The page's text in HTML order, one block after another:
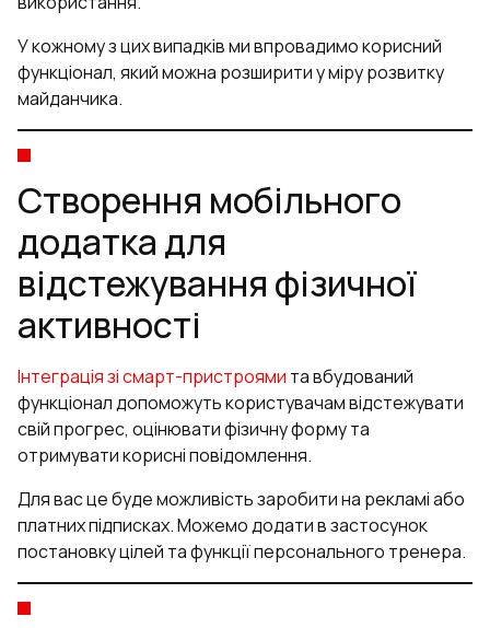
У кожному з цих випадків ми впровадимо корисний
функціонал, який можна розширити у міру розвитку
майданчика.
Створення мобільного
додатка для
відстежування фізичної
активності
Інтеграція зі смарт-пристроями та вбудований
функціонал допоможуть користувачам відстежувати
свій прогрес, оцінювати фізичну форму та
отримувати корисні повідомлення.
Для вас це буде можливість заробити на рекламі або
платних підписках. Можемо додати в застосунок
постановку цілей та функції персонального тренера.